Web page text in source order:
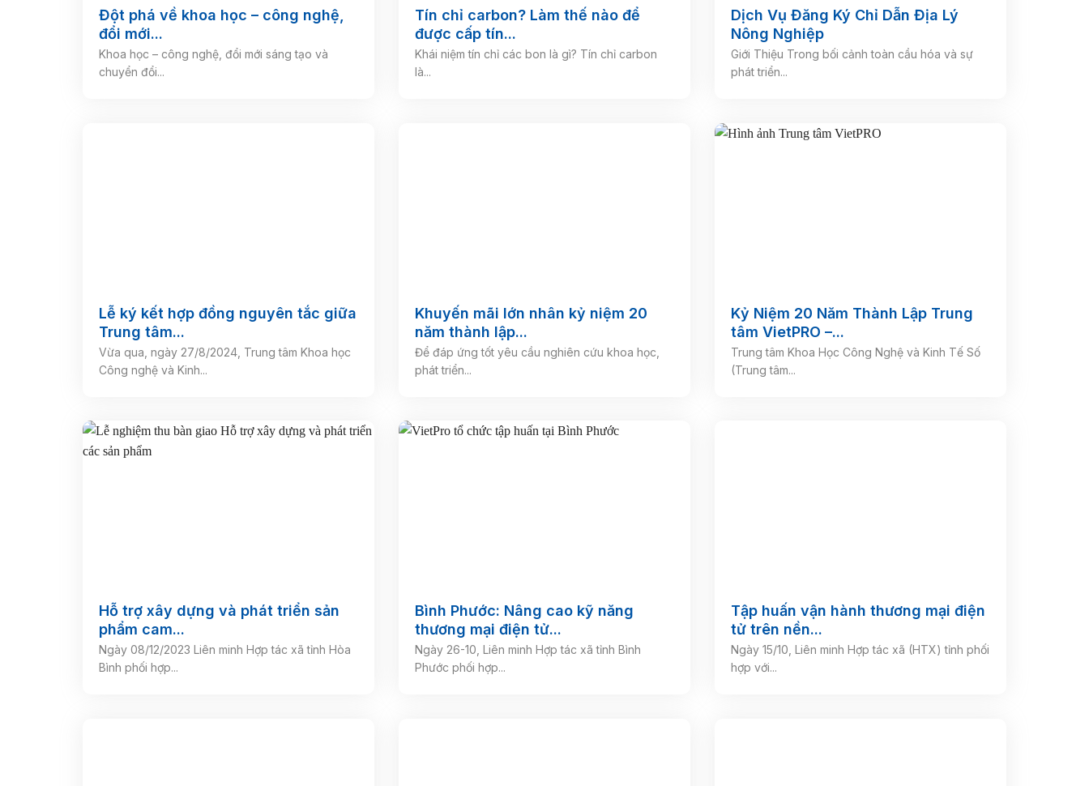
Đột phá về khoa học – công nghệ,
đổi mới...
Khoa học – công nghệ, đổi mới sáng tạo và
chuyển đổi...
Tín chỉ carbon? Làm thế nào để
được cấp tín...
Khái niệm tín chỉ các bon là gì? Tín chỉ carbon
là...
Dịch Vụ Đăng Ký Chỉ Dẫn Địa Lý
Nông Nghiệp
Giới Thiệu Trong bối cảnh toàn cầu hóa và sự
phát triển...
Lễ ký kết hợp đồng nguyên tắc giữa
Trung tâm...
Vừa qua, ngày 27/8/2024, Trung tâm Khoa học
Công nghệ và Kinh...
Khuyến mãi lớn nhân kỷ niệm 20
năm thành lập...
Để đáp ứng tốt yêu cầu nghiên cứu khoa học,
phát triển...
Kỷ Niệm 20 Năm Thành Lập Trung
tâm VietPRO –...
Trung tâm Khoa Học Công Nghệ và Kinh Tế Số
(Trung tâm...
Hỗ trợ xây dựng và phát triển sản
phẩm cam...
Ngày 08/12/2023 Liên minh Hợp tác xã tỉnh Hòa
Bình phối hợp...
Bình Phước: Nâng cao kỹ năng
thương mại điện tử...
Ngày 26-10, Liên minh Hợp tác xã tỉnh Bình
Phước phối hợp...
Tập huấn vận hành thương mại điện
tử trên nền...
Ngày 15/10, Liên minh Hợp tác xã (HTX) tỉnh phối
hợp với...